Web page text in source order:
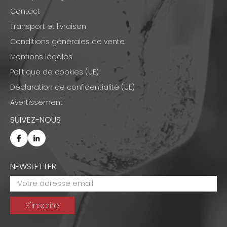
Contact
Transport et livraison
Conditions générales de vente
Mentions légales
Politique de cookies (UE)
Déclaration de confidentialité (UE)
Avertissement
SUIVEZ-NOUS
NEWSLETTER